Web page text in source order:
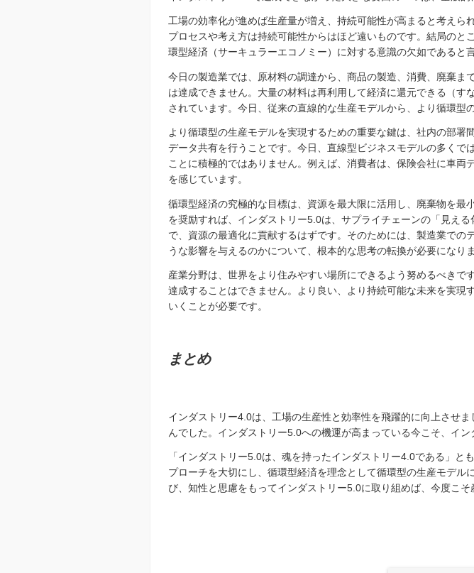
工場の効率化が進めば生産量が増え、持続可能性が高まると考え
プロセスや考え方は持続可能性からはほど遠いものです。結局の
環型経済（サーキュラーエコノミー）に対する意識の欠如であると言
今日の製造業では、原材料の調達から、商品の製造、消費、廃棄
は達成できません。大量の材料は再利用して経済に還元できる（
されています。今日、従来の直線的な生産モデルから、より循環型
より循環型の生産モデルを実現するための重要な鍵は、社内の部署
データ共有を行うことです。今日、直線型ビジネスモデルの多く
ことに積極的ではありません。例えば、消費者は、保険会社に車
を感じています。
循環型経済の究極的な目標は、資源を最大限に活用し、廃棄物を
を奨励すれば、インダストリー5.0は、サプライチェーンの「見え
で、資源の最適化に貢献するはずです。そのためには、製造業で
うな影響を与えるのかについて、根本的な思考の転換が必要になりま
産業分野は、世界をより住みやすい場所にできるよう努めるべき
達成することはできません。より良い、より持続可能な未来を実
いくことが必要です。
まとめ
インダストリー4.0は、工場の生産性と効率性を飛躍的に向上させ
んでした。インダストリー5.0への機運が高まっている今こそ、イ
「インダストリー5.0は、魂を持ったインダストリー4.0である」
プローチを大切にし、循環型経済を理念として循環型の生産モデ
び、知性と思慮をもってインダストリー5.0に取り組めば、今度こそ